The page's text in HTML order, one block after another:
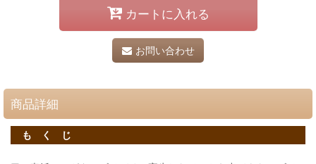
カートに入れる
お問い合わせ
商品詳細
も く じ